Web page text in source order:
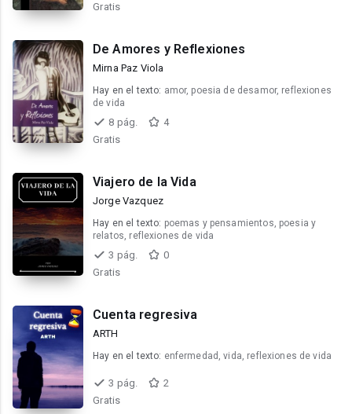
Gratis
De Amores y Reflexiones
Mirna Paz Viola
Hay en el texto: amor, poesia de desamor, reflexiones
de vida
8 pág.
4
Gratis
Viajero de la Vida
Jorge Vazquez
Hay en el texto: poemas y pensamientos, poesia y
relatos, reflexiones de vida
3 pág.
0
Gratis
Cuenta regresiva
ARTH
Hay en el texto: enfermedad, vida, reflexiones de vida
3 pág.
2
Gratis